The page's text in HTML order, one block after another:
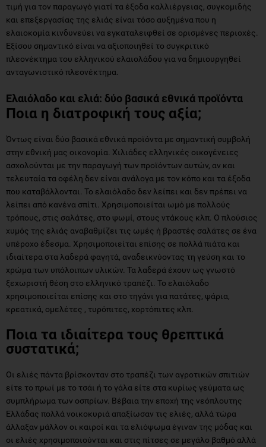
τιμή για τον παραγωγό γιατί τα έξοδα καλλιέργειας, συγκομιδής
και επεξεργασίας της ελιάς είναι τόσο αυξημένα που η
ελαιοκομία κινδυνεύει να εγκαταλειφθεί σε ορισμένες περιοχές.
Εξίσου σημαντικό είναι να αξιοποιηθεί το συγκριτικό
πλεονέκτημα του ελληνικού ελαιολάδου για να δημιουργηθεί
ανταγωνιστικό πλεονέκτημα.
Ελαιόλαδο και ελιά: δύο βασικά εθνικά προϊόντα
Ποια η διατροφική τους αξία;
Όντως είναι δύο βασικά εθνικά προϊόντα με σημαντική συμβολή
στην εθνική μας οικονομία. Χιλιάδες ελληνικές οικογένειες
ασχολούνται με την παραγωγή των προϊόντων αυτών, αν και
τελευταία τα οφέλη δεν είναι ανάλογα με τον κόπο και τα έξοδα
που καταβάλλονται. Το ελαιόλαδο δεν λείπει και δεν πρέπει να
λείπει από κανένα σπίτι. Χρησιμοποιείται ωμό με πολλούς
τρόπους, στις σαλάτες, στο ψωμί, στους ντάκους κλπ. Ο πλούσιος
χυμός της ελιάς αναβαθμίζει τις ωμές ή βραστές σαλάτες σε ένα
υπέροχο έδεσμα. Χρησιμοποιείται επίσης σε πολλά πιάτα και
ιδιαίτερα στα λαδερά φαγητά, αναδεικνύοντας τη γεύση και το
χρώμα των υπόλοιπων υλικών. Τα λαδερά έχουν ως γνωστό
ξεχωριστή θέση στο ελληνικό τραπέζι. Το ελαιόλαδο
χρησιμοποιείται επίσης και στο τηγάνι για πατάτες, ψάρια,
κρεατικά, ομελέτες , τυρόπιτες, χορτόπιτες κλπ.
Ποια τα ιδιαίτερα τους θρεπτικά
συστατικά;
Οι ελιές πάντα βρίσκονταν στο τραπέζι των αγροτικών σπιτιών
είτε το πρωί με το τσάι ή το γάλα είτε στα κυρίως γεύματα ως
συμπλήρωμα των οσπρίων. Βέβαια την εποχή της νεόπλουτης
Ελλάδας πολλά νοικοκυριά απαξίωσαν τις ελιές, αλλά τώρα
άλλαξαν μάλλον οι καιροί και τα ελιόψωμα έγιναν της μόδας και
οι ελιές χρησιμοποιούνται και στις πίτσες σε μεγάλο βαθμό αλλά